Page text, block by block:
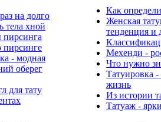
на долго
тела хной
пирсинге
- модная
оберег
для тату
Как
Женская
тенденция и
Мехенди -
Что нужно
Татуировка
жизнь
Из истории
Татуаж -